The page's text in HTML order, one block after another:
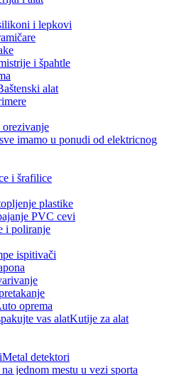
i lepkovi
i špahtle
alat
orezivanje
i šrafilice
plastike
PVC cevi
i poliranje
ispitivači
oprema
Kutije za alat
Metal detektori